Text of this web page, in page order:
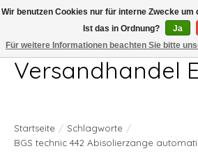
Telefon 04407 715872 MO-DO 7.00-17.00Uhr FR 7.00-
Versandhandel
Startseite / Schlagworte /
BGS technic 442 Abisolierzange
Wir benutzen Cookies nur für interne Zwecke um
Ist das in Ordnung?
Ja
Für weitere Informationen beachten Sie bitte